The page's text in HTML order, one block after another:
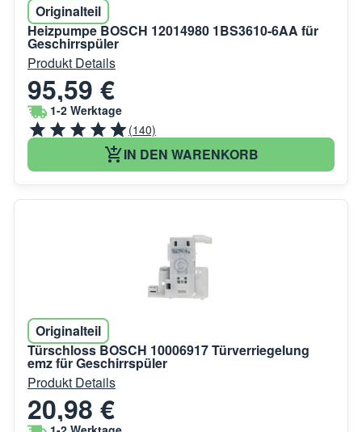
Originalteil
Heizpumpe BOSCH 12014980 1BS3610-6AA für
Geschirrspüler
Produkt Details
95,59 €
1-2 Werktage
(140)
IN DEN WARENKORB
Originalteil
Türschloss BOSCH 10006917 Türverriegelung
emz für Geschirrspüler
Produkt Details
20,98 €